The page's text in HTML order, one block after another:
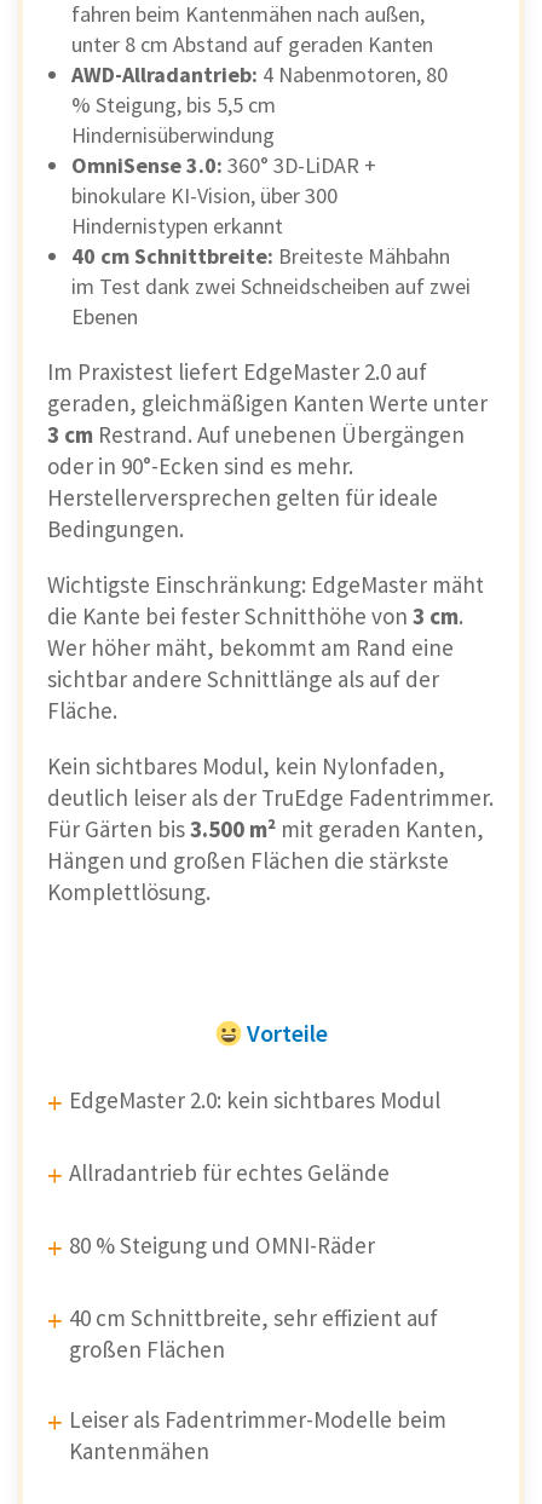
fahren beim Kantenmähen nach außen,
unter 8 cm Abstand auf geraden Kanten
AWD-Allradantrieb: 4 Nabenmotoren, 80
% Steigung, bis 5,5 cm
Hindernisüberwindung
OmniSense 3.0: 360° 3D-LiDAR +
binokulare KI-Vision, über 300
Hindernistypen erkannt
40 cm Schnittbreite: Breiteste Mähbahn
im Test dank zwei Schneidscheiben auf zwei
Ebenen
Im Praxistest liefert EdgeMaster 2.0 auf
geraden, gleichmäßigen Kanten Werte unter
3 cm Restrand. Auf unebenen Übergängen
oder in 90°-Ecken sind es mehr.
Herstellerversprechen gelten für ideale
Bedingungen.
Wichtigste Einschränkung: EdgeMaster mäht
die Kante bei fester Schnitthöhe von 3 cm.
Wer höher mäht, bekommt am Rand eine
sichtbar andere Schnittlänge als auf der
Fläche.
Kein sichtbares Modul, kein Nylonfaden,
deutlich leiser als der TruEdge Fadentrimmer.
Für Gärten bis3.500 m² mit geraden Kanten,
Hängen und großen Flächen die stärkste
Komplettlösung.
Vorteile
EdgeMaster 2.0: kein sichtbares Modul
Allradantrieb für echtes Gelände
80 % Steigung und OMNI-Räder
40 cm Schnittbreite, sehr effizient auf
großen Flächen
Leiser als Fadentrimmer-Modelle beim
Kantenmähen